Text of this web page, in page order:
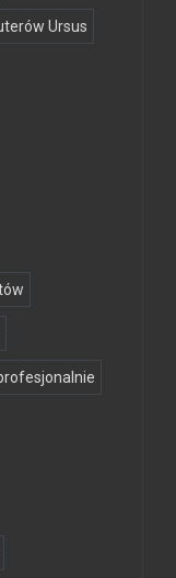
Ursus